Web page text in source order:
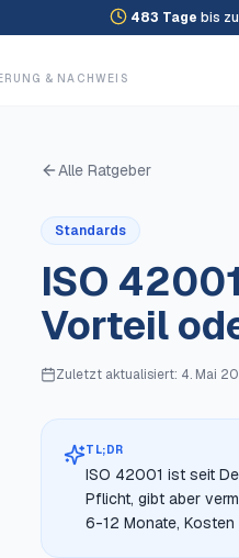
483 Tage bis
& NACHWEIS
Alle Ratgeber
Standards
ISO
Vorteil
Zuletzt aktualisiert: 4. Mai
TL;DR
ISO 42001 ist seit
Pflicht, gibt aber
6-12 Monate, Kosten